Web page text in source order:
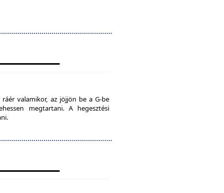
valamikor, az jöjjön be a G-be
megtartani. A hegesztési